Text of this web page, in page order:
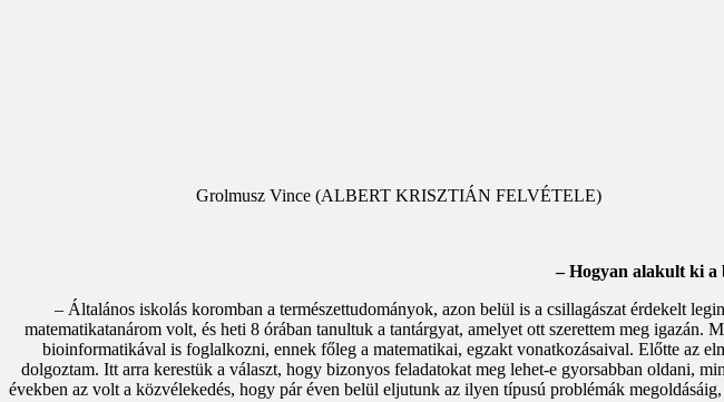
Grolmusz Vince (ALBERT KRISZTIÁN FELVÉTELE)
– Hogyan alakult ki a
– Általános iskolás koromban a természettudományok, azon belül is a csillagászat érdekelt
matematikatanárom volt, és heti 8 órában tanultuk a tantárgyat, amelyet ott szerettem meg
bioinformatikával is foglalkozni, ennek főleg a matematikai, egzakt vonatkozásaival. Előtte az
dolgoztam. Itt arra kerestük a választ, hogy bizonyos feladatokat meg lehet-e gyorsabban oldani,
években az volt a közvélekedés, hogy pár éven belül eljutunk az ilyen típusú problémák